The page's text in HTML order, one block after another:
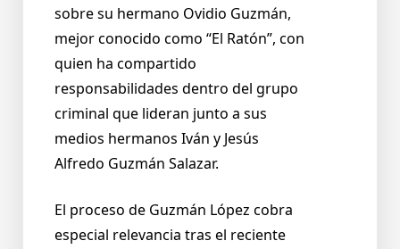
sobre su hermano Ovidio Guzmán,
mejor conocido como “El Ratón”, con
quien ha compartido
responsabilidades dentro del grupo
criminal que lideran junto a sus
medios hermanos Iván y Jesús
Alfredo Guzmán Salazar.
El proceso de Guzmán López cobra
especial relevancia tras el reciente